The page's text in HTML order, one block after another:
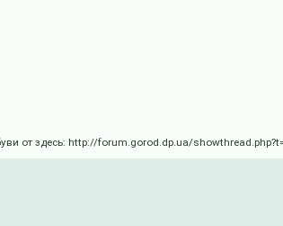
здесь: http://forum.gorod.dp.ua/